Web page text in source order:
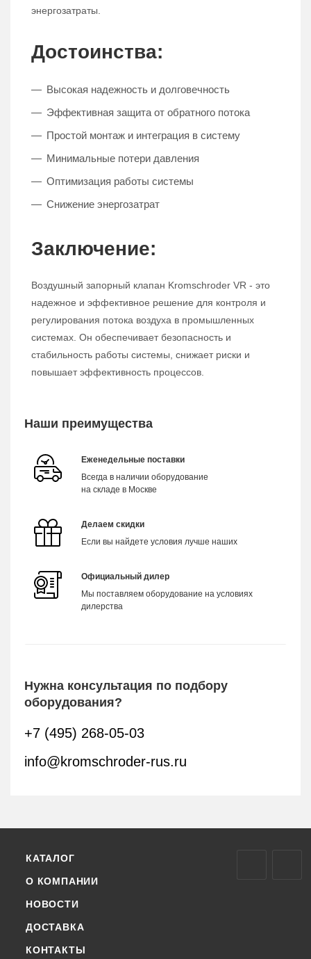
энергозатраты.
Достоинства:
Высокая надежность и долговечность
Эффективная защита от обратного потока
Простой монтаж и интеграция в систему
Минимальные потери давления
Оптимизация работы системы
Снижение энергозатрат
Заключение:
Воздушный запорный клапан Kromschroder VR - это
надежное и эффективное решение для контроля и
регулирования потока воздуха в промышленных
системах. Он обеспечивает безопасность и
стабильность работы системы, снижает риски и
повышает эффективность процессов.
Наши преимущества
Еженедельные поставки
Всегда в наличии оборудование
на складе в Москве
Делаем скидки
Если вы найдете условия лучше наших
Официальный дилер
Мы поставляем оборудование на условиях
дилерства
Нужна консультация по подбору
оборудования?
+7 (495) 268-05-03
info@kromschroder-rus.ru
КАТАЛОГ
О КОМПАНИИ
НОВОСТИ
ДОСТАВКА
КОНТАКТЫ